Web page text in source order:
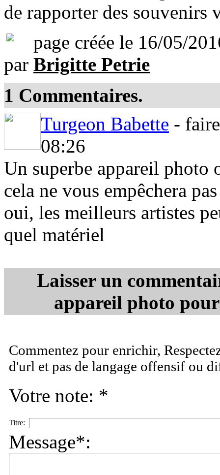
de rapporter des souvenirs
page créée le 16/05/
par Brigitte Petrie
1 Commentaires.
Turgeon Babette -
08:26
Un superbe appareil photo
cela ne vous empêchera
oui, les meilleurs artistes
quel matériel
Laisser un
appareil photo pour
Commentez pour enrichir,
d'url et pas de langage offensif ou
Votre note: *
Titre:
Message*: